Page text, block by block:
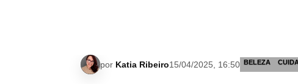
por Katia Ribeiro15/04/2025, 16:50 BELEZA